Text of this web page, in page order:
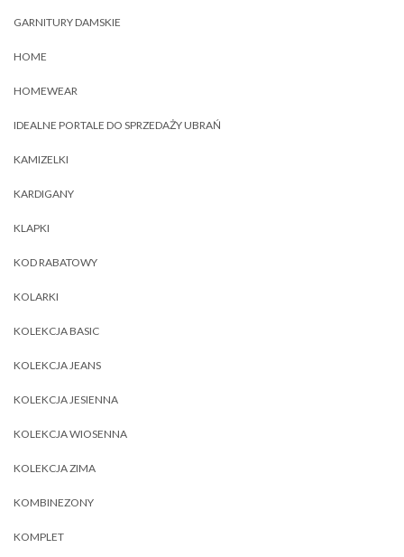
GARNITURY DAMSKIE
HOME
HOMEWEAR
IDEALNE PORTALE DO SPRZEDAŻY UBRAŃ
KAMIZELKI
KARDIGANY
KLAPKI
KOD RABATOWY
KOLARKI
KOLEKCJA BASIC
KOLEKCJA JEANS
KOLEKCJA JESIENNA
KOLEKCJA WIOSENNA
KOLEKCJA ZIMA
KOMBINEZONY
KOMPLET